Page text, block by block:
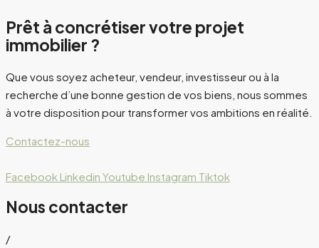
Prêt à concrétiser votre projet
immobilier ?
Que vous soyez acheteur, vendeur, investisseur ou à la
recherche d’une bonne gestion de vos biens, nous sommes
à votre disposition pour transformer vos ambitions en réalité.
Contactez-nous
Facebook Linkedin Youtube Instagram Tiktok
Nous contacter
/